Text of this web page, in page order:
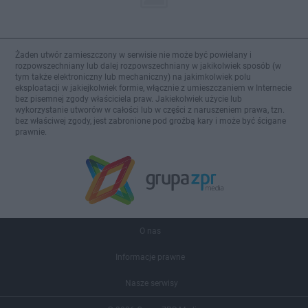
Żaden utwór zamieszczony w serwisie nie może być powielany i
rozpowszechniany lub dalej rozpowszechniany w jakikolwiek sposób (w
tym także elektroniczny lub mechaniczny) na jakimkolwiek polu
eksploatacji w jakiejkolwiek formie, włącznie z umieszczaniem w Internecie
bez pisemnej zgody właściciela praw. Jakiekolwiek użycie lub
wykorzystanie utworów w całości lub w części z naruszeniem prawa, tzn.
bez właściwej zgody, jest zabronione pod groźbą kary i może być ścigane
prawnie.
O nas
Informacje prawne
Nasze serwisy